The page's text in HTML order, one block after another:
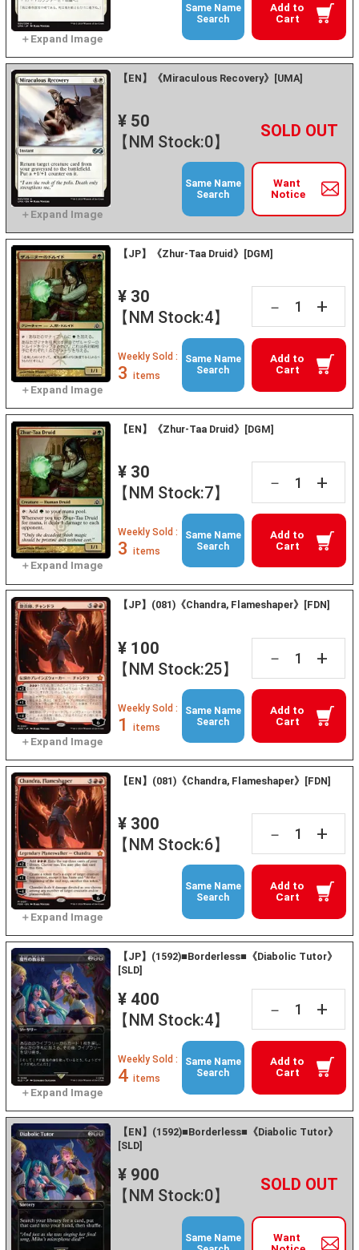
Add to
Cart
Same Name
Search
【EN】《Miraculous Recovery》[UMA]
¥ 50
【NM Stock:0】
－ +
Want
Notice
Same Name
Search
【JP】《Zhur-Taa Druid》[DGM]
¥ 30
【NM Stock:4】
－ +
Add to
Cart
Weekly Sold :
3 items
Same Name
Search
【EN】《Zhur-Taa Druid》[DGM]
¥ 30
【NM Stock:7】
－ +
Add to
Cart
Weekly Sold :
3 items
Same Name
Search
【JP】(081)《Chandra, Flameshaper》[FDN]
¥ 100
【NM Stock:25】
－ +
Add to
Cart
Weekly Sold :
1 items
Same Name
Search
【EN】(081)《Chandra, Flameshaper》[FDN]
¥ 300
【NM Stock:6】
－ +
Add to
Cart
Same Name
Search
【JP】(1592)■Borderless■《Diabolic Tutor》
[SLD]
¥ 400
【NM Stock:4】
－ +
Add to
Cart
Weekly Sold :
4 items
Same Name
Search
【EN】(1592)■Borderless■《Diabolic Tutor》
[SLD]
¥ 900
【NM Stock:0】
－ +
Want
Same Name